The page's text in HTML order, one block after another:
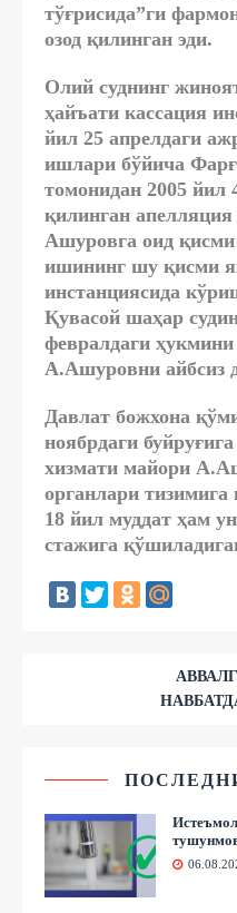
тўғрисида”ги
озод қилинган эди.
Олий суднинг
ҳайъати кассация
йил 25 апрелдаги
ишлари бўйича
томонидан 2005 йил
қилинган
Ашуровга оид
ишининг шу қисми
инстанциясида
Қувасой шаҳар
февралдаги
А.Ашуровни айбсиз
Давлат божхона
ноябрдаги
хизмати майори
органлари
18 йил муддат ҳам
стажига